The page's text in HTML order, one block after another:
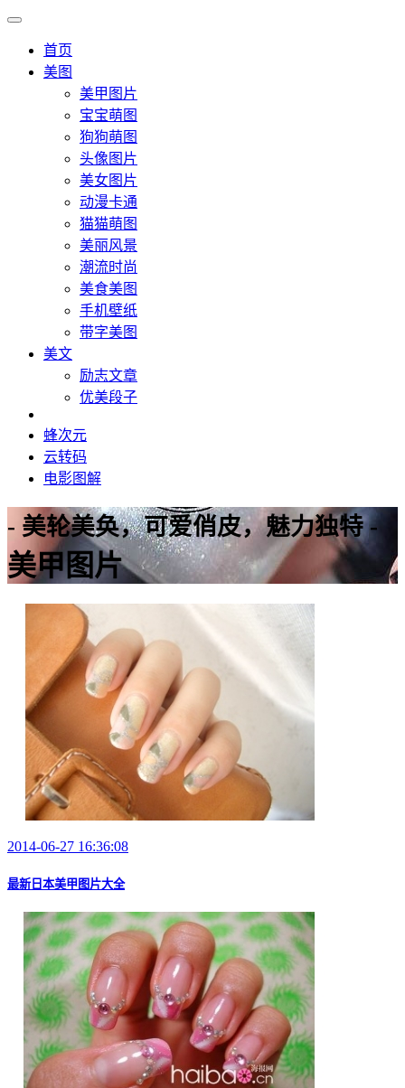
首页
美图
美甲图片
宝宝萌图
狗狗萌图
头像图片
美女图片
动漫卡通
猫猫萌图
美丽风景
潮流时尚
美食美图
手机壁纸
带字美图
美文
励志文章
优美段子
蜂次元
云转码
电影图解
- 美轮美奂，可爱俏皮，魅力独特 -
美甲图片
2014-06-27 16:36:08
最新日本美甲图片大全